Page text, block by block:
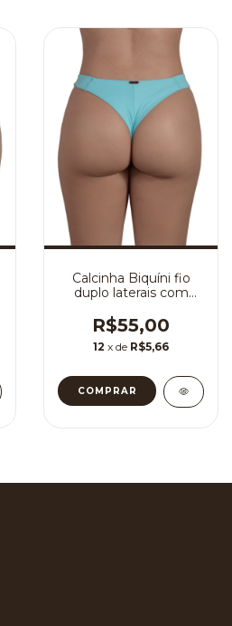
Calcinha Biquíni fio
duplo laterais com
R$55,00
12 x de R$5,66
COMPRAR